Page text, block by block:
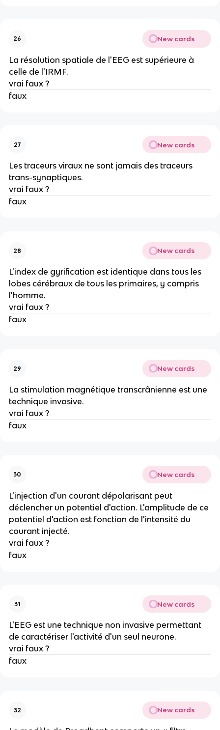
26 New cards
La résolution spatiale de l'EEG est supérieure à
celle de l'IRMF.
vrai faux ?
faux
27 New cards
Les traceurs viraux ne sont jamais des traceurs
trans-synaptiques.
vrai faux ?
faux
28 New cards
L'index de gyrification est identique dans tous les
lobes cérébraux de tous les primaires, y compris
l'homme.
vrai faux ?
faux
29 New cards
La stimulation magnétique transcrânienne est une
technique invasive.
vrai faux ?
faux
30 New cards
L'injection d'un courant dépolarisant peut
déclencher un potentiel d'action. L'amplitude de ce
potentiel d'action est fonction de l'intensité du
courant injecté.
vrai faux ?
faux
31 New cards
L'EEG est une technique non invasive permettant
de caractériser l'activité d'un seul neurone.
vrai faux ?
faux
32 New cards